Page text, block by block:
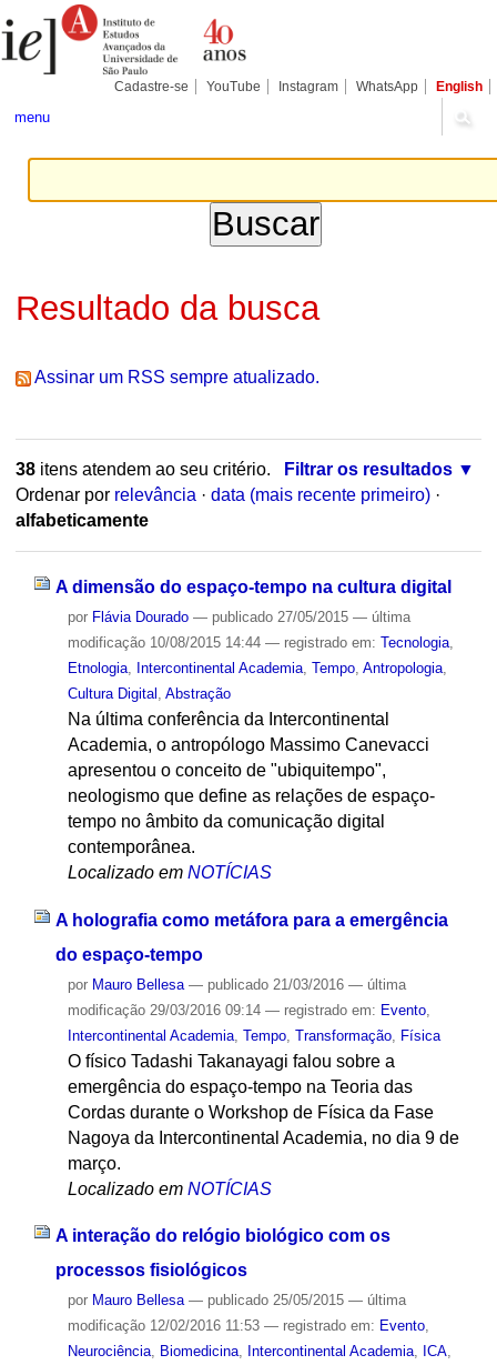
para
conteúdo.
Pessoais
Cadastre-se YouTube Instagram WhatsApp English
menu
Resultado da busca
Assinar um RSS sempre atualizado.
38itens atendem ao seu critério.
Filtrar os resultados
Ordenar por relevância · data (mais recente primeiro) ·
alfabeticamente
A dimensão do espaço-tempo na cultura digital
por Flávia Dourado — publicado27/05/2015 — última
modificação10/08/2015 14:44 — registrado em: Tecnologia,
Etnologia, Intercontinental Academia, Tempo, Antropologia,
Cultura Digital
Abstração
Na última conferência da Intercontinental
Academia, o antropólogo Massimo Canevacci
apresentou o conceito de "ubiquitempo",
neologismo que define as relações de espaço-
tempo no âmbito da comunicação digital
contemporânea.
Localizado em NOTÍCIAS
A holografia como metáfora para a emergência
do espaço-tempo
por Mauro Bellesa — publicado21/03/2016 — última
modificação29/03/2016 09:14 — registrado em: Evento,
Intercontinental Academia, Tempo, Transformação, Física
O físico Tadashi Takanayagi falou sobre a
emergência do espaço-tempo na Teoria das
Cordas durante o Workshop de Física da Fase
Nagoya da Intercontinental Academia, no dia 9 de
março.
Localizado em NOTÍCIAS
A interação do relógio biológico com os
processos fisiológicos
por Mauro Bellesa — publicado25/05/2015 — última
modificação12/02/2016 11:53 — registrado em: Evento,
Neurociência, Biomedicina, Intercontinental Academia, ICA,